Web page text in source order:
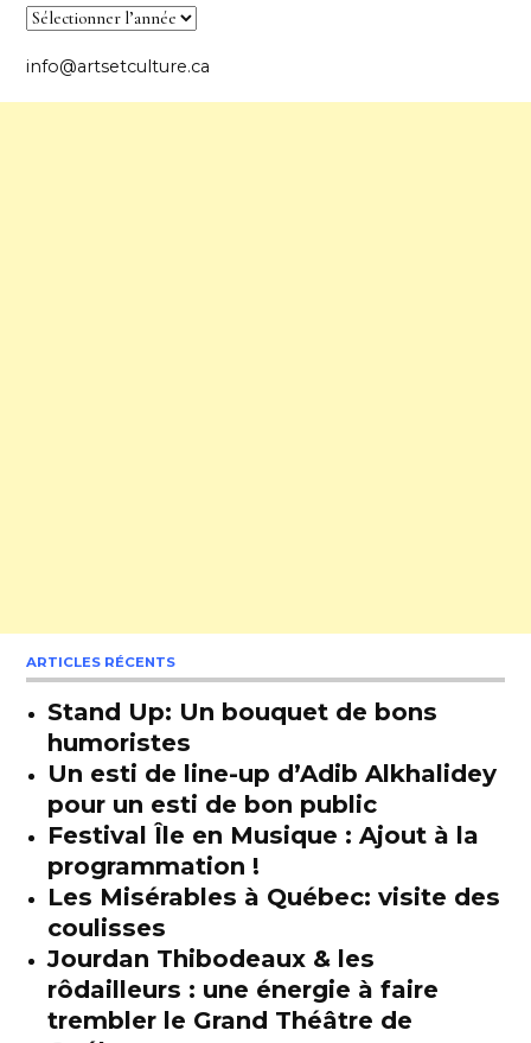
info@artsetculture.ca
ARTICLES RÉCENTS
Stand Up: Un bouquet de bons
humoristes
Un esti de line-up d’Adib Alkhalidey
pour un esti de bon public
Festival Île en Musique : Ajout à la
programmation !
Les Misérables à Québec: visite des
coulisses
Jourdan Thibodeaux & les
rôdailleurs : une énergie à faire
trembler le Grand Théâtre de